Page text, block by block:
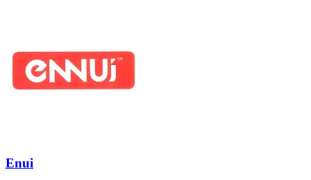
Enui